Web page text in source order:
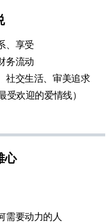
、享受
务流动
社交生活、审美追求
欢迎的爱情线）
心
需要动力的人